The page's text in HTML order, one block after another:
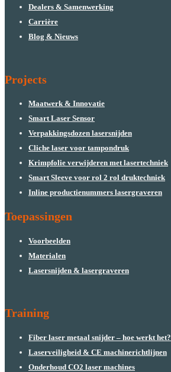
Dealers & Samenwerking
Carrière
Blog & Nieuws
Projects
Maatwerk & Innovatie
Smart Laser Sensor
Verpakkingsdozen lasersnijden
Cliche laser voor tampondruk
Krimpfolie verwijderen met lasertechniek
Smart Sleeve voor rol 2 rol druktechniek
Inline productienummers lasergraveren
Toepassingen
Voorbeelden
Materialen
Lasersnijden & lasergraveren
Training
Fiber laser metaal snijder – hoe werkt het?
Laserveiligheid & CE machinerichtlijnen
Onderhoud CO2 laser machines